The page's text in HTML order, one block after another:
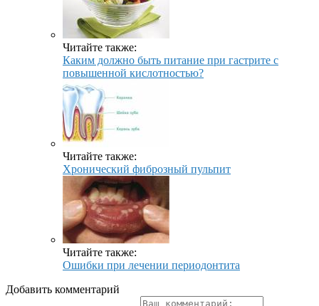
Читайте также:
Каким должно быть питание при гастрите с
повышенной кислотностью?
Читайте также:
Хронический фиброзный пульпит
Читайте также:
Ошибки при лечении периодонтита
Добавить комментарий